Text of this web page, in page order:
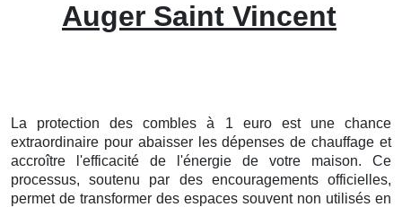
Auger Saint Vincent
La protection descombles à 1 euroest unechance
extraordinaire pour abaisserlesdépenses dechauffageet
accroître l'efficacité de l'énergie de votre maison. Ce
processus,soutenu par des encouragements officielles,
permet de transformer des espaces souvent non utilisés en